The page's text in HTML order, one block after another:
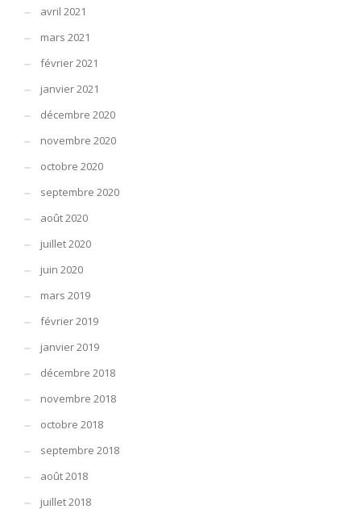
avril 2021
mars 2021
février 2021
janvier 2021
décembre 2020
novembre 2020
octobre 2020
septembre 2020
août 2020
juillet 2020
juin 2020
mars 2019
février 2019
janvier 2019
décembre 2018
novembre 2018
octobre 2018
septembre 2018
août 2018
juillet 2018